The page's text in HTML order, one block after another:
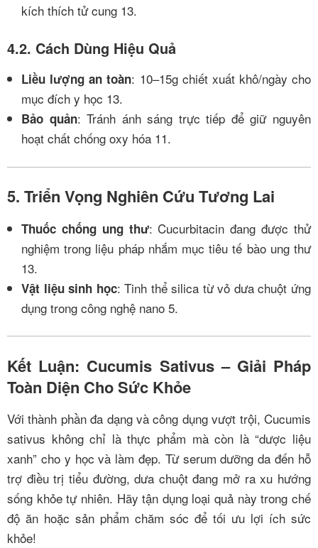
kích thích tử cung 13.
4.2. Cách Dùng Hiệu Quả
Liều lượng an toàn: 10–15g chiết xuất khô/ngày cho
mục đích y học 13.
Bảo quản: Tránh ánh sáng trực tiếp để giữ nguyên
hoạt chất chống oxy hóa 11.
5. Triển Vọng Nghiên Cứu Tương Lai
Thuốc chống ung thư: Cucurbitacin đang được thử
nghiệm trong liệu pháp nhắm mục tiêu tế bào ung thư
13.
Vật liệu sinh học: Tinh thể silica từ vỏ dưa chuột ứng
dụng trong công nghệ nano 5.
Kết Luận: Cucumis Sativus – Giải Pháp
Toàn Diện Cho Sức Khỏe
Với thành phần đa dạng và công dụng vượt trội, Cucumis
sativus không chỉ là thực phẩm mà còn là “dược liệu
xanh” cho y học và làm đẹp. Từ serum dưỡng da đến hỗ
trợ điều trị tiểu đường, dưa chuột đang mở ra xu hướng
sống khỏe tự nhiên. Hãy tận dụng loại quả này trong chế
độ ăn hoặc sản phẩm chăm sóc để tối ưu lợi ích sức
khỏe!